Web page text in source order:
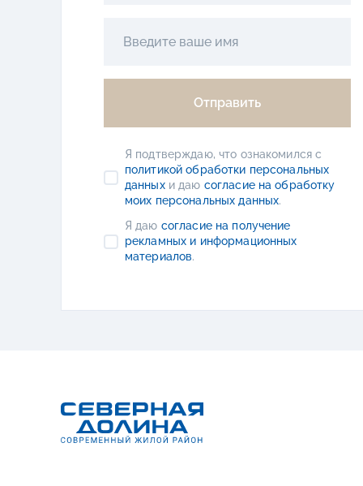
Отправить
Я подтверждаю, что ознакомился с
политикой обработки персональных
данныхи даю согласие на обработку
моих персональных данных.
Я даю согласие на получение
рекламных и информационных
материалов.